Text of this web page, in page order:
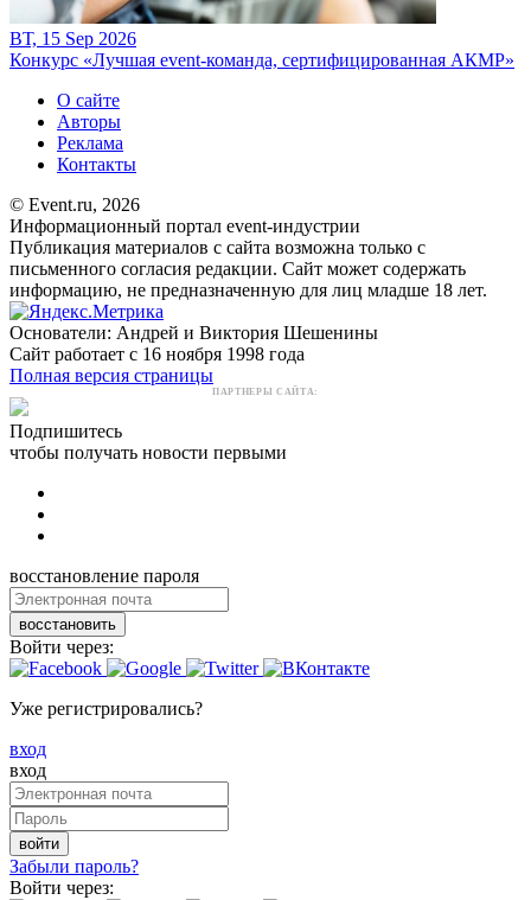
ВТ, 15 Sep 2026
Конкурс «Лучшая event-команда, сертифицированная АКМР»
О сайте
Авторы
Реклама
Контакты
© Event.ru, 2026
Информационный портал event-индустрии
Публикация материалов с сайта возможна только с
письменного согласия редакции. Сайт может содержать
информацию, не предназначенную для лиц младше 18 лет.
Основатели: Андрей и Виктория Шешенины
Сайт работает с 16 ноября 1998 года
Полная версия страницы
ПАРТНЕРЫ САЙТА:
Подпишитесь
чтобы получать новости первыми
восстановление пароля
восстановить
Войти через:
Уже регистрировались?
вход
вход
войти
Забыли пароль?
Войти через: